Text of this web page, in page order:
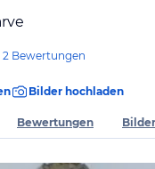
2 Bewertungen
Bilder hochladen
Bewertungen Bilder